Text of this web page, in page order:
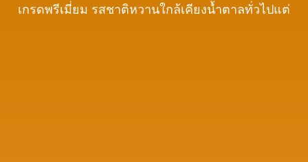
เกรดพรีเมี่ยม รสชาติหวานใกล้เคียงน้ำตาลทั่วไปแต่